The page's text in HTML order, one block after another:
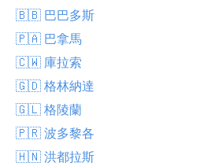
🇧🇧 巴巴多斯
🇵🇦 巴拿馬
🇨🇼 庫拉索
🇬🇩 格林納達
🇬🇱 格陵蘭
🇵🇷 波多黎各
🇭🇳 洪都拉斯